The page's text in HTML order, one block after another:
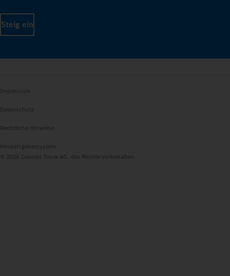
Steig ein
Impressum
Datenschutz
Rechtliche Hinweise
Hinweisgebersystem
© 2026 Daimler Truck AG. Alle Rechte vorbehalten.